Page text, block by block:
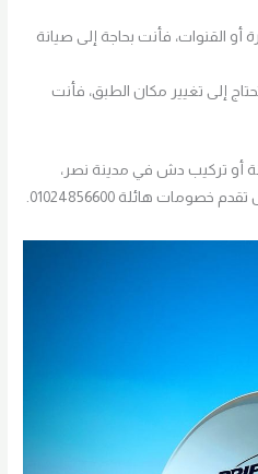
القنوات، فأنت بحاجة إلى صيانة
إلى تغيير مكان الطبق، فأنت
أو تركيب دش في مدينة نصر،
هائلة 01024856600.